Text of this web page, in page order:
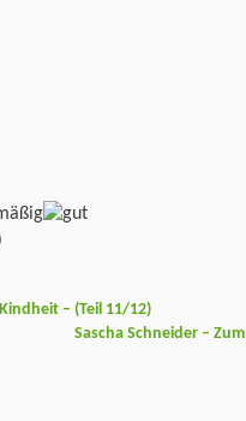
– (Teil 11/12)
Sascha Schneider –